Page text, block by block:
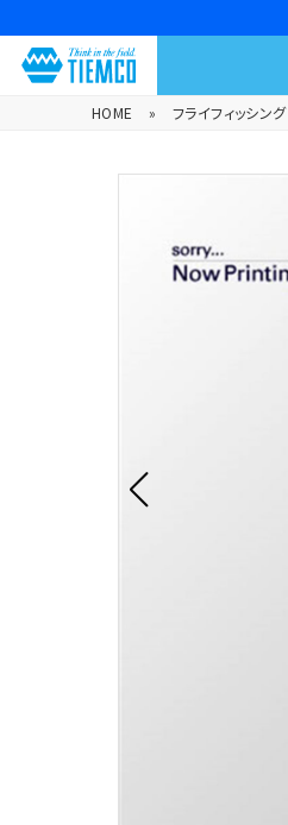
HOME » フライフィッシング